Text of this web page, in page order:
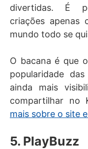
divertidas. É
criações apenas
mundo todo se
O bacana é que
popularidade
ainda mais
compartilhar no
mais sobre o site
5. PlayBuzz